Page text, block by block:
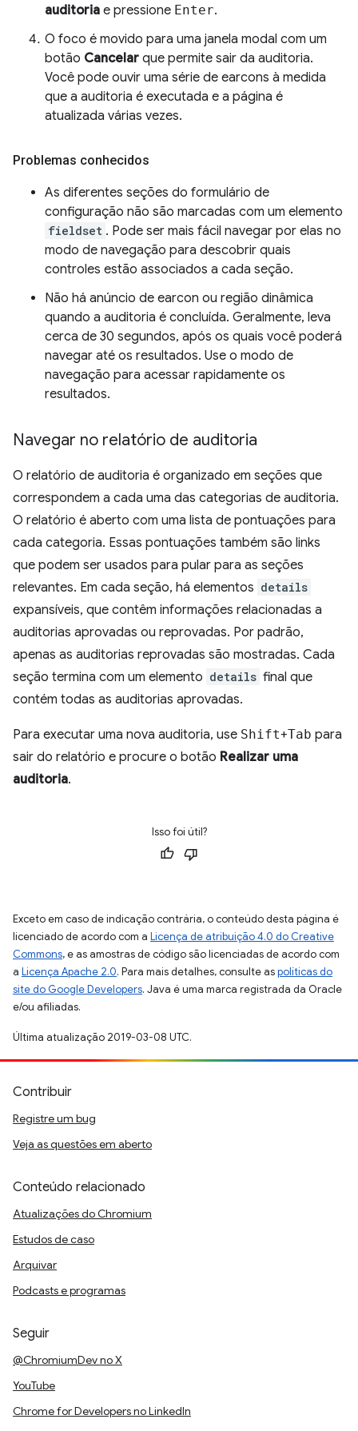
auditoria e pressione Enter.
O foco é movido para uma janela modal com um
botão Cancelar que permite sair da auditoria.
Você pode ouvir uma série de earcons à medida
que a auditoria é executada e a página é
atualizada várias vezes.
Problemas conhecidos
As diferentes seções do formulário de
configuração não são marcadas com um elemento
fieldset . Pode ser mais fácil navegar por elas no
modo de navegação para descobrir quais
controles estão associados a cada seção.
Não há anúncio de earcon ou região dinâmica
quando a auditoria é concluída. Geralmente, leva
cerca de 30 segundos, após os quais você poderá
navegar até os resultados. Use o modo de
navegação para acessar rapidamente os
resultados.
Navegar no relatório de auditoria
O relatório de auditoria é organizado em seções que
correspondem a cada uma das categorias de auditoria.
O relatório é aberto com uma lista de pontuações para
cada categoria. Essas pontuações também são links
que podem ser usados para pular para as seções
relevantes. Em cada seção, há elementos details
expansíveis, que contêm informações relacionadas a
auditorias aprovadas ou reprovadas. Por padrão,
apenas as auditorias reprovadas são mostradas. Cada
seção termina com um elemento details final que
contém todas as auditorias aprovadas.
Para executar uma nova auditoria, use Shift+Tab para
sair do relatório e procure o botão Realizar uma
auditoria.
Isso foi útil?
Exceto em caso de indicação contrária, o conteúdo desta página é
licenciado de acordo com a Licença de atribuição 4.0 do Creative
Commons, e as amostras de código são licenciadas de acordo com
a Licença Apache 2.0. Para mais detalhes, consulte aspolíticas do
site do Google Developers. Java é uma marca registrada da Oracle
e/ou afiliadas.
Última atualização 2019-03-08 UTC.
Contribuir
Registre um bug
Veja as questões em aberto
Conteúdo relacionado
Atualizações do Chromium
Estudos de caso
Arquivar
Podcasts e programas
Seguir
@ChromiumDev no X
YouTube
Chrome for Developers no LinkedIn